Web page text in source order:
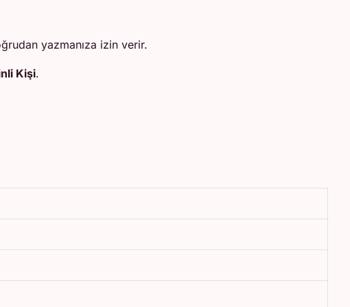
yazmanıza izin verir.
Kişi.